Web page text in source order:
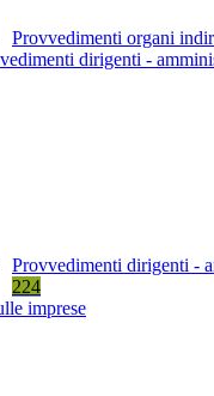
Provvedimenti organi
dirigenti -
Provvedimenti dirigenti -
224
imprese